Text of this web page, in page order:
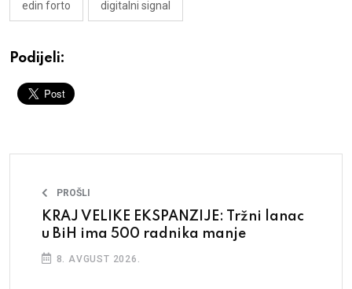
edin forto digitalni signal
Podijeli:
PROŠLI
KRAJ VELIKE EKSPANZIJE: Tržni lanac
u BiH ima 500 radnika manje
8. AVGUST 2026.